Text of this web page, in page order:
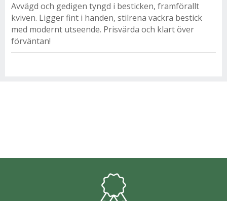
Avvägd och gedigen tyngd i besticken, framförallt
kviven. Ligger fint i handen, stilrena vackra bestick
med modernt utseende. Prisvärda och klart över
förväntan!